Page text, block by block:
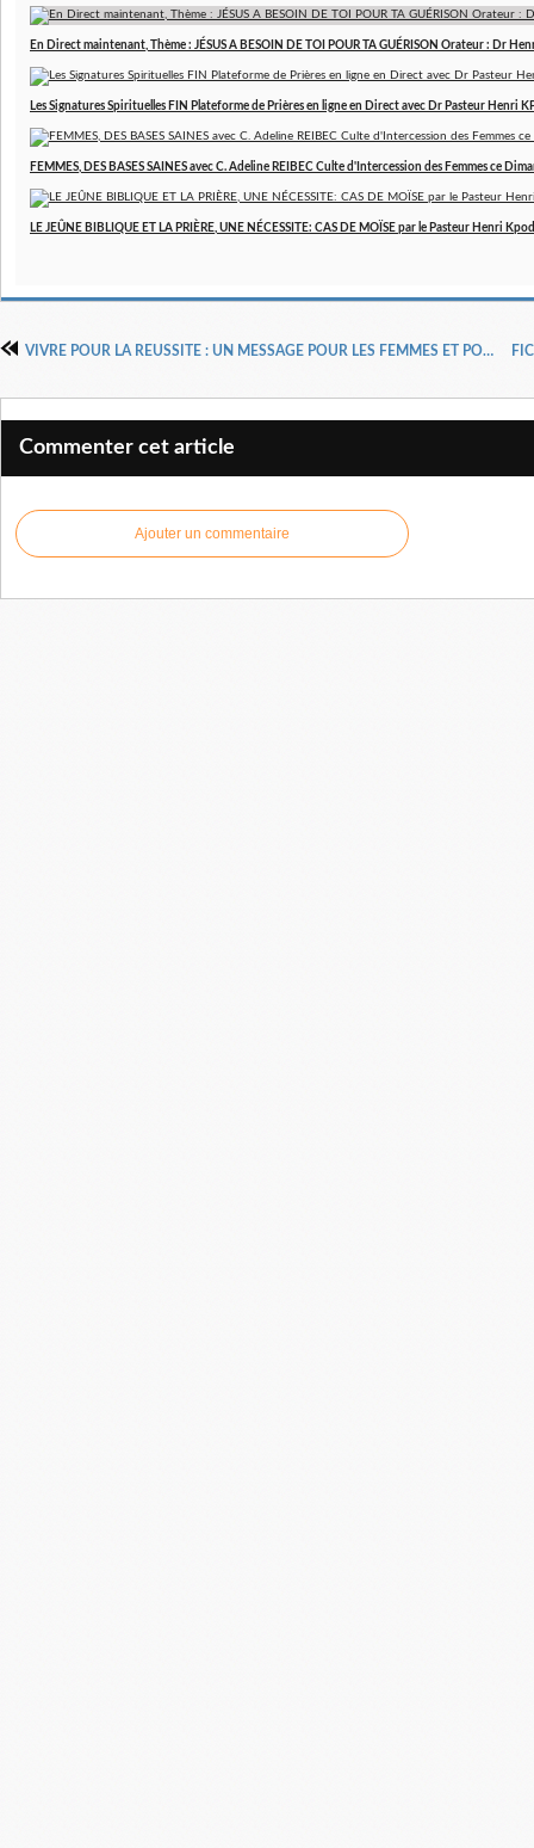
En Direct maintenant, Thème : JÉSUS A BESOIN DE TOI POUR TA GUÉRISON Orateur : Dr
Les Signatures Spirituelles FIN Plateforme de Prières en ligne en Direct avec Dr Pasteur Henri
FEMMES, DES BASES SAINES avec C. Adeline REIBEC Culte d'Intercession des Femmes ce
LE JEÛNE BIBLIQUE ET LA PRIÈRE, UNE NÉCESSITE: CAS DE MOÏSE par le Pasteur Henri
VIVRE POUR LA REUSSITE : UN MESSAGE POUR LES FEMMES ET POUR TOUS I
Commenter cet article
Ajouter un commentaire